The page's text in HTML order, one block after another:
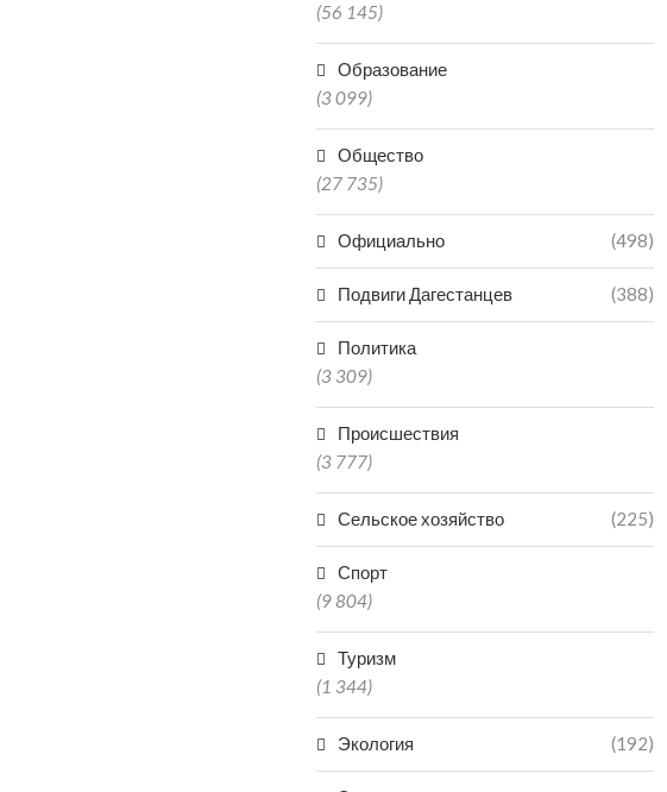
(56 145)
Образование
(3 099)
Общество
(27 735)
Официально (498)
Подвиги Дагестанцев (388)
Политика
(3 309)
Происшествия
(3 777)
Сельское хозяйство (225)
Спорт
(9 804)
Туризм
(1 344)
Экология (192)